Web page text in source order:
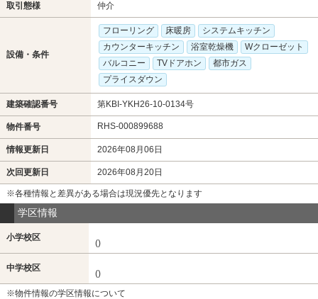
取引態様 仲介
設備・条件
フローリング 床暖房
システムキッチン
カウンターキッチン
浴室乾燥機
Wクローゼット
バルコニー
TVドアホン
都市ガス
プライスダウン
建築確認番号 第KBI-YKH26-10-0134号
物件番号 RHS-000899688
情報更新日 2026年08月06日
次回更新日 2026年08月20日
※各種情報と差異がある場合は現況優先となります
学区情報
小学校区
()
中学校区
()
※物件情報の学区情報について